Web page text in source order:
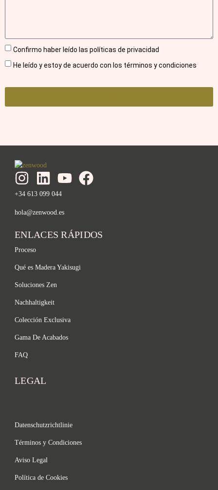
Confirmo haber leído las políticas de privacidad
He leído y estoy de acuerdo con los términos y condiciones
+34 613 099 044
hola@zenwood.es
ENLACES RÁPIDOS
Proceso
Qué es Madera Yakisugi
Soluciones Zen
Nachhaltigkeit
Colección Exclusiva
Gama De Acabados
FAQ
LEGAL
Datenschutzrichtlinie
Términos y Condiciones
Aviso Legal
Política de Cookies